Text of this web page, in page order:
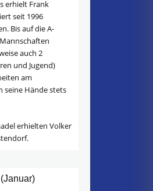
erhielt Frank
seit 1996
Bis auf die A-
auch 2
und Jugend)
am
seine Hände stets
erhielten Volker